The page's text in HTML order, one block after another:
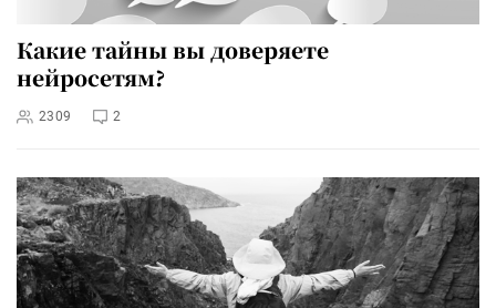
Какие тайны вы доверяете
нейросетям?
2309 2